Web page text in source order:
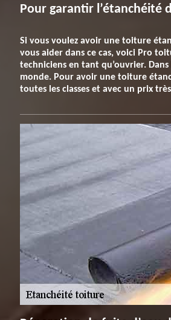
Pour garantir l’étanchéité
Si vous voulez avoir une toiture
vous aider dans ce cas, voici Pro
techniciens en tant qu’ouvrier.
monde. Pour avoir une toiture
toutes les classes et avec un prix